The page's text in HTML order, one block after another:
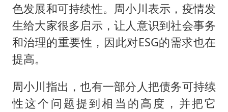
色发展和可持续性。周小川表示，疫情发
生给大家很多启示，让人意识到社会事务
和治理的重要性，因此对ESG的需求也在
提高。
周小川指出，也有一部分人把债务可持续
性这个问题提到相当的高度，并把它